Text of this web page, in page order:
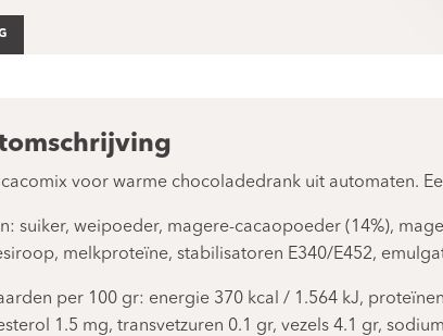
voor warme chocoladedrank uit automaten.
suiker, weipoeder, magere-cacaopoeder (14%),
melkproteïne, stabilisatoren E340/E452,
per 100 gr: energie 370 kcal / 1.564 kJ,
1.5 mg, transvetzuren 0.1 gr, vezels 4.1 gr,